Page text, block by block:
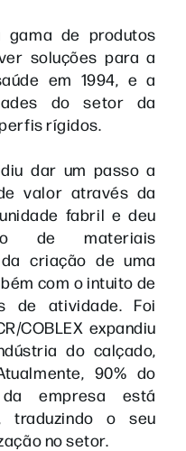
de produtos
soluções para a
em 1994, e a
do setor da
rígidos.
dar um passo a
valor através da
fabril e deu
de materiais
criação de uma
com o intuito de
de atividade. Foi
COBLEX expandiu
do calçado,
90% do
empresa está
traduzindo o seu
no setor.